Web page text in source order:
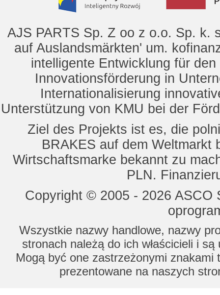
AJS PARTS Sp. Z oo z o.o. Sp. k.
auf Auslandsmärkten' um.
intelligente Entwicklung für
Innovationsförderung in
Internationalisierung
Unterstützung von KMU bei der
Ziel des Projekts ist es, die
BRAKES auf dem Weltmarkt
Wirtschaftsmarke bekannt zu
PLN.
Copyright © 2005 - 2026
Wszystkie nazwy handlowe, nazwy
stronach należą do ich właścicieli i
Mogą być one zastrzeżonymi znakami
prezentowane na naszych